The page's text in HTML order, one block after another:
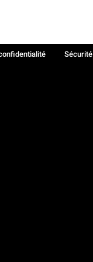
Sécurité